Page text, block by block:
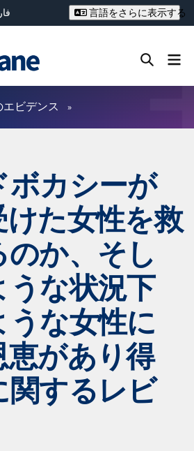
ไทย
言語をさらに表示する
エビデンス
ボカシーが
た女性を救
か、そし
な状況下
な女性に
があり得
関するレビ